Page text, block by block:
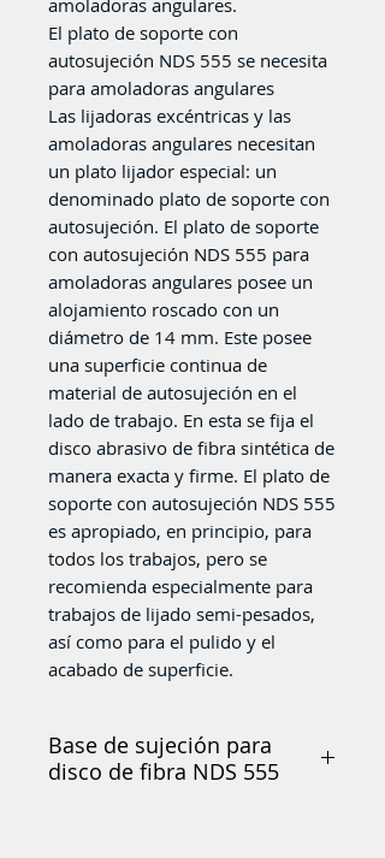
El plato de soporte con
autosujeción NDS 555 se necesita
para amoladoras angulares
Las lijadoras excéntricas y las
amoladoras angulares necesitan
un plato lijador especial: un
denominado plato de soporte con
autosujeción. El plato de soporte
con autosujeción NDS 555 para
amoladoras angulares posee un
alojamiento roscado con un
diámetro de 14 mm. Este posee
una superficie continua de
material de autosujeción en el
lado de trabajo. En esta se fija el
disco abrasivo de fibra sintética de
manera exacta y firme. El plato de
soporte con autosujeción NDS 555
es apropiado, en principio, para
todos los trabajos, pero se
recomienda especialmente para
trabajos de lijado semi-pesados,
así como para el pulido y el
acabado de superficie.
Base de sujeción para
disco de fibra NDS 555